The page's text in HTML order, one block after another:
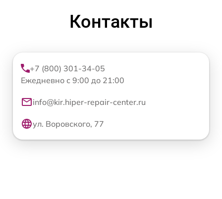
Контакты
+7 (800) 301-34-05
Ежедневно с 9:00 до 21:00
info@kir.hiper-repair-center.ru
ул. Воровского, 77